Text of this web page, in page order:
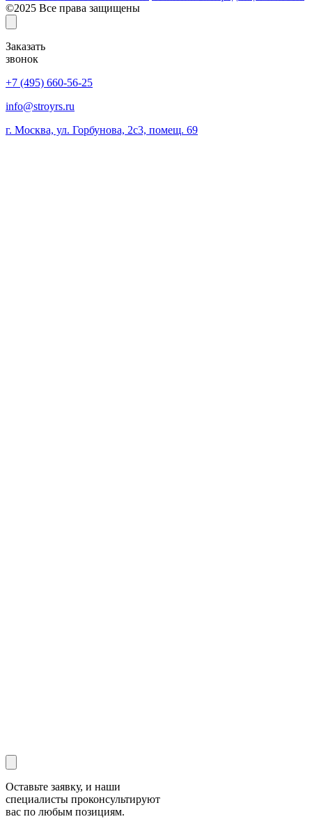
©2025 Все права защищены
Заказать
звонок
+7 (495) 660-56-25
info@stroyrs.ru
г. Москва, ул. Горбунова, 2с3, помещ. 69
Оставьте заявку, и наши
специалисты проконсультируют
вас по любым позициям.